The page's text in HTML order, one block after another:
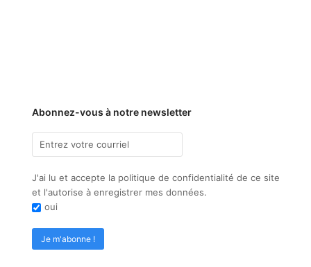
Abonnez-vous à notre newsletter
J'ai lu et accepte la politique de confidentialité de ce site
et l'autorise à enregistrer mes données.
oui